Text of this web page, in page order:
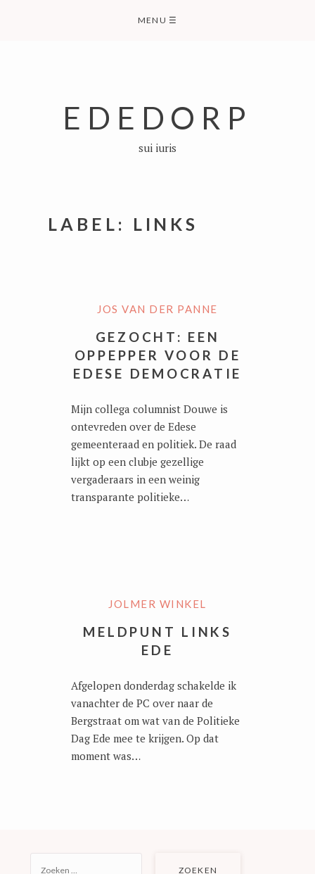
MENU ☰
EDEDORP
sui iuris
LABEL: LINKS
JOS VAN DER PANNE
GEZOCHT: EEN
OPPEPPER VOOR DE
EDESE DEMOCRATIE
Mijn collega columnist Douwe is
ontevreden over de Edese
gemeenteraad en politiek. De raad
lijkt op een clubje gezellige
vergaderaars in een weinig
transparante politieke…
JOLMER WINKEL
MELDPUNT LINKS
EDE
Afgelopen donderdag schakelde ik
vanachter de PC over naar de
Bergstraat om wat van de Politieke
Dag Ede mee te krijgen. Op dat
moment was…